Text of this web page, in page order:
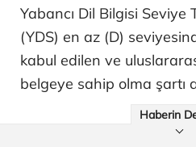
Yabancı Dil Bilgisi Seviye
(YDS) en az (D)
kabul edilen ve
belgeye sahip olma şartı
Haberin